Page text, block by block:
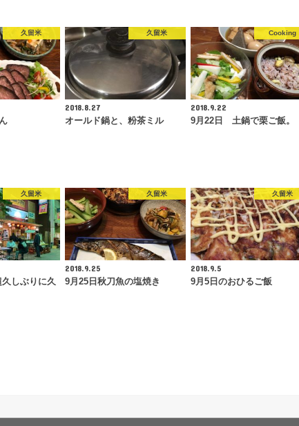
久留米 久留米
2018.8.27
オールド鍋と、粉茶ミル
Cooking
2018.9.22
9月22日 土鍋で栗ご飯。
久留米
しぶりに久
久留米
2018.9.25
9月25日秋刀魚の塩焼き
久留米
2018.9.5
9月5日のおひるご飯